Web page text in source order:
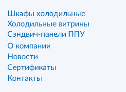
Шкафы холодильные
Холодильные витрины
Сэндвич-панели ППУ
О компании
Новости
Сертификаты
Контакты